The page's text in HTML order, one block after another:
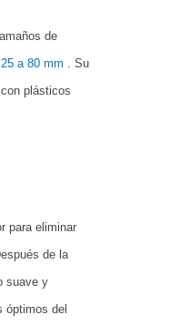
de
a 80 mm . Su
plásticos
para eliminar
de la
suave y
óptimos del